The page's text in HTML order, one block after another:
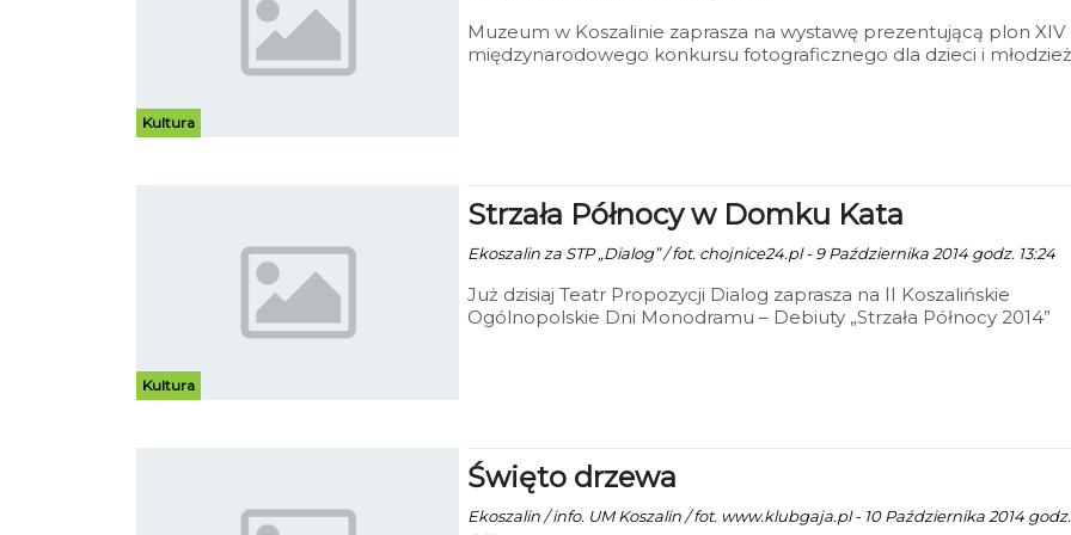
Kultura
Muzeum w Koszalinie zaprasza na wystawę prezentującą plon XIV
międzynarodowego konkursu fotograficznego dla dzieci i
Kultura
Strzała Północy w Domku Kata
Ekoszalin za STP „Dialog” / fot. chojnice24.pl - 9 Października 2014 godz. 13:24
Już dzisiaj Teatr Propozycji Dialog zaprasza na II Koszalińskie
Ogólnopolskie Dni Monodramu – Debiuty „Strzała Północy 2014”
Święto drzewa
Ekoszalin / info. UM Koszalin / fot. www.klubgaja.pl - 10 Października 2014 godz.